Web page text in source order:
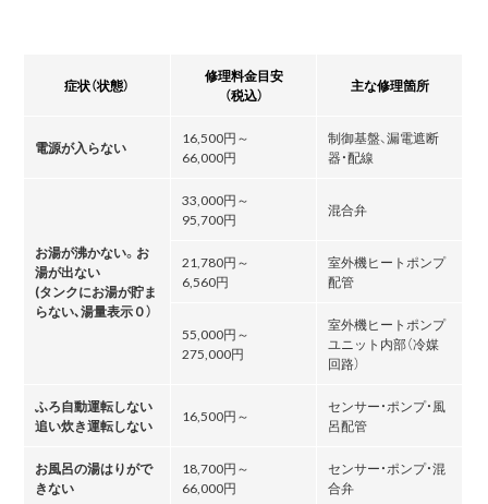
症状（状態）
修理料金目安
（税込）
主な修理箇所
電源が入らない
16,500円～
66,000円
制御基盤、漏電遮断
器・配線
お湯が沸かない。お
湯が出ない
(タンクにお湯が貯ま
らない､湯量表示０）
33,000円～
95,700円
混合弁
21,780円～
6,560円
室外機ヒートポンプ
配管
55,000円～
275,000円
室外機ヒートポンプ
ユニット内部（冷媒
回路）
ふろ自動運転しない
追い炊き運転しない
16,500円～
センサー・ポンプ・風
呂配管
お風呂の湯はりがで
きない
18,700円～
66,000円
センサー・ポンプ・混
合弁